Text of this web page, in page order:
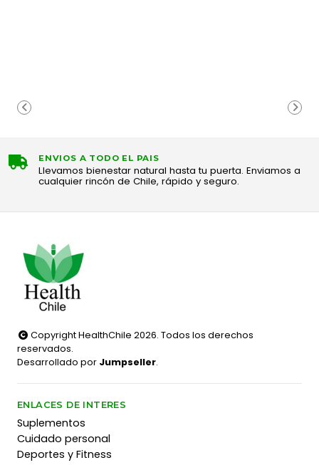
ENVIOS A TODO EL PAIS
Llevamos bienestar natural hasta tu puerta. Enviamos a
cualquier rincón de Chile, rápido y seguro.
Copyright HealthChile 2026. Todos los derechos
reservados.
Desarrollado por Jumpseller.
ENLACES DE INTERES
Suplementos
Cuidado personal
Deportes y Fitness